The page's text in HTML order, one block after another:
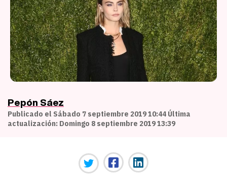
Pepón Sáez
Publicado el Sábado 7 septiembre 2019 10:44 Última
actualización: Domingo 8 septiembre 2019 13:39